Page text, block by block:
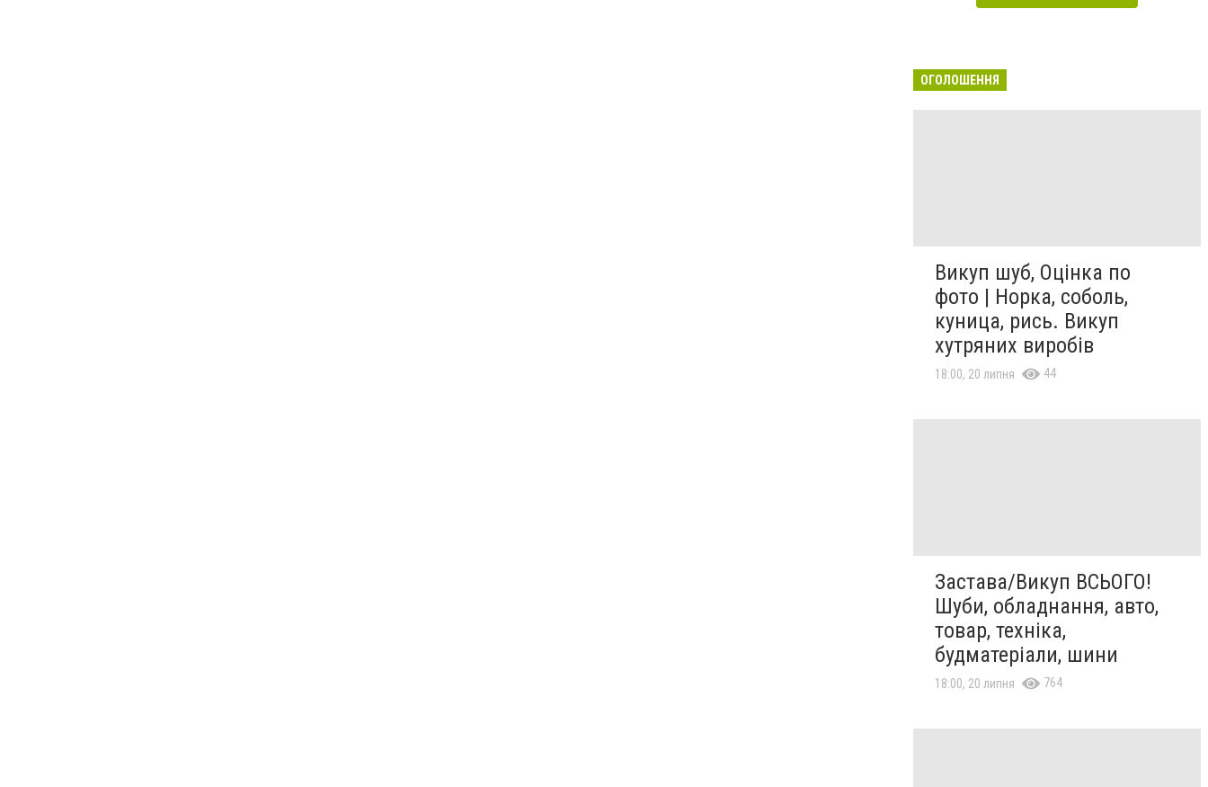
ОГОЛОШЕННЯ
Викуп шуб, Оцінка по
фото | Норка, соболь,
куница, рись. Викуп
хутряних виробів
18:00, 20 липня 44
Застава/Викуп ВСЬОГО!
Шуби, обладнання, авто,
товар, техніка,
будматеріали, шини
18:00, 20 липня 764